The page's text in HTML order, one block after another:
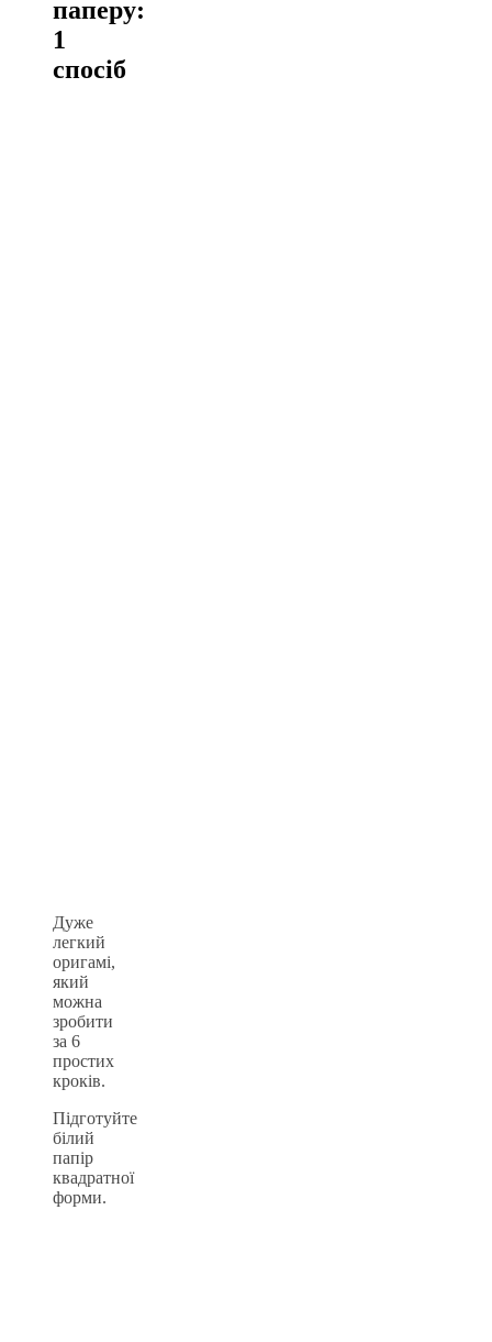
паперу:
1
спосіб
Дуже
легкий
оригамі,
який
можна
зробити
за 6
простих
кроків.
Підготуйте
білий
папір
квадратної
форми.